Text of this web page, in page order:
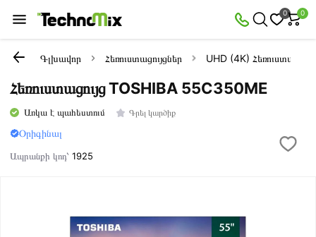
0 0
Գլխավոր Հեռուստացույցներ UHD (4K)
Հեռուստացույց TOSHIBA 55C350ME
Առկա է պահեստում Գրել կարծիք
Օրիգինալ
Ապրանքի կոդ՝1925